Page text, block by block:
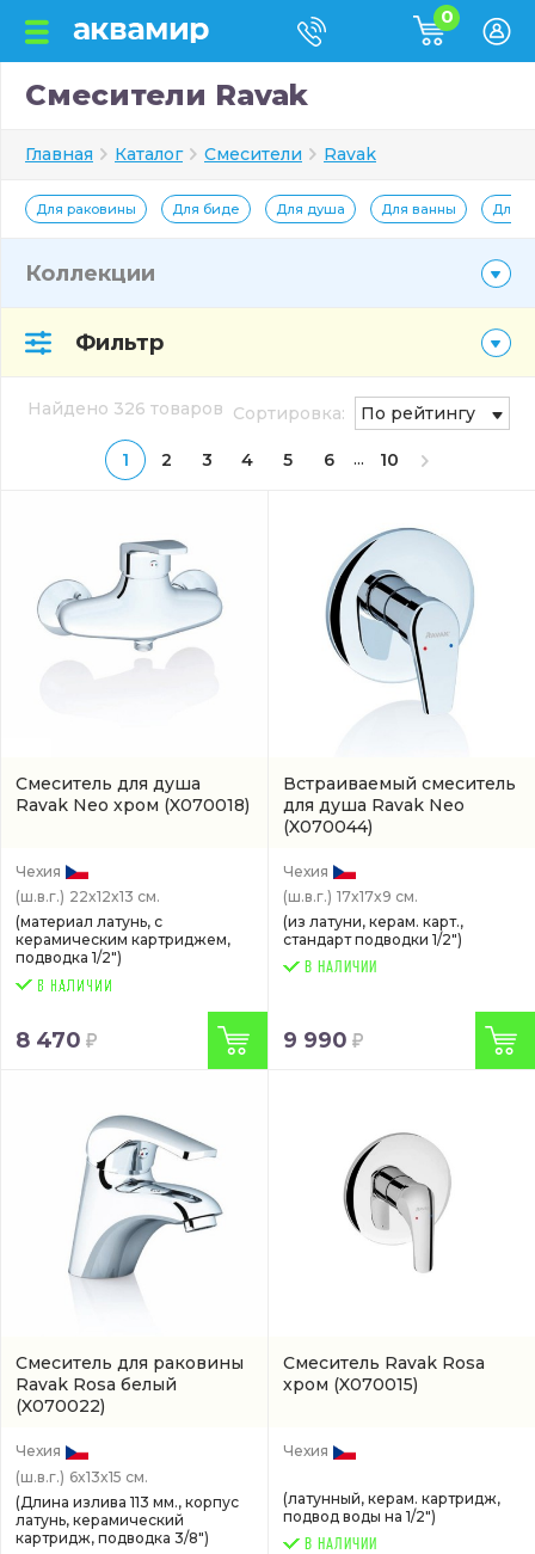
0
Смесители Ravak
Главная Каталог Смесители Ravak
Для раковины Для биде Для душа Для ванны Для
Коллекции
Фильтр
Найдено 326 товаров
1 2 3 4 5 6 ... 10
Сортировка: По рейтингу
Смеситель для душа
Ravak Neo хром (X070018)
Чехия
(ш.в.г.) 22x12x13 см.
(материал латунь, с
керамическим картриджем,
подводка 1/2")
8 470
Встраиваемый смеситель
для душа Ravak Neo
(X070044)
Чехия
(ш.в.г.) 17x17x9 см.
(из латуни, керам. карт.,
стандарт подводки 1/2")
В НАЛИЧИИ
9 990
Смеситель для раковины
Ravak Rosa белый
(X070022)
Чехия
(ш.в.г.) 6x13x15 см.
(Длина излива 113 мм., корпус
латунь, керамический
картридж, подводка 3/8")
Смеситель Ravak Rosa
хром (X070015)
Чехия
(латунный, керам. картридж,
подвод воды на 1/2")
В НАЛИЧИИ